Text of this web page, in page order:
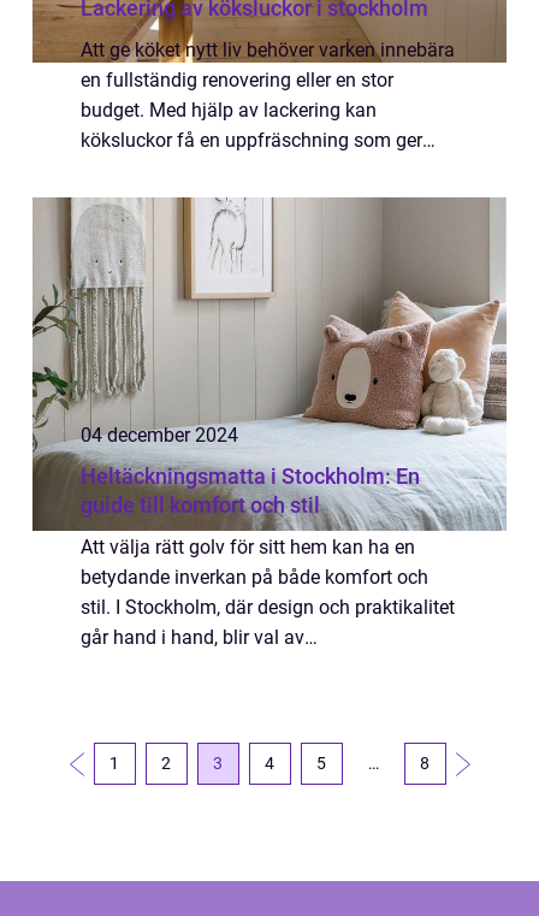
Lackering av köksluckor i stockholm
Att ge köket nytt liv behöver varken innebära
en fullständig renovering eller en stor
budget. Med hjälp av lackering kan
köksluckor få en uppfräschning som ger
04 december 2024
Heltäckningsmatta i Stockholm: En
guide till komfort och stil
Att välja rätt golv för sitt hem kan ha en
betydande inverkan på både komfort och
stil. I Stockholm, där design och praktikalitet
går hand i hand, blir val av
1 2 3 4 5 … 8